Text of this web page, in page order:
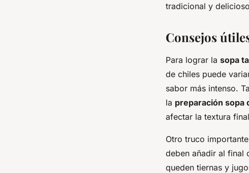
tradicional y
Consejos
Para lograr la sopa
de chiles puede
sabor más intenso.
la preparación sopa
afectar la textura
Otro truco
deben añadir al final
queden tiernas y